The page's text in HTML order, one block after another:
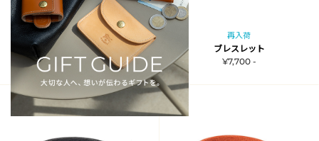
再入荷
ブレスレット
¥7,700 -
再入荷
ブレスレット
¥7,700 -